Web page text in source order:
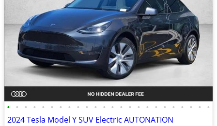
• • • • • • • • • • • • • • • • • • • • • • • •
2024 Tesla Model Y SUV Electric AUTONATION